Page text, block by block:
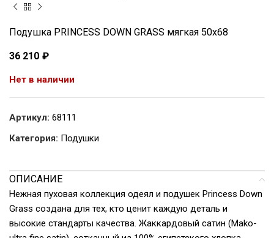
Подушка PRINCESS DOWN GRASS мягкая 50х68
36 210 ₽
Нет в наличии
Артикул: 68111
Категория: Подушки
ОПИСАНИЕ
Нежная пуховая коллекция одеял и подушек Princess Down
Grass создана для тех, кто ценит каждую деталь и
высокие стандарты качества. Жаккардовый сатин (Mako-